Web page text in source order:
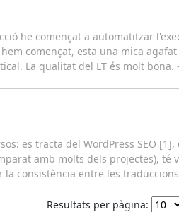
he començat a automatitzar
començat, esta una mica
La qualitat del LT és molt
es tracta del WordPress SEO
amb molts dels projectes),
consistència entre les
Resultats per pàgina: